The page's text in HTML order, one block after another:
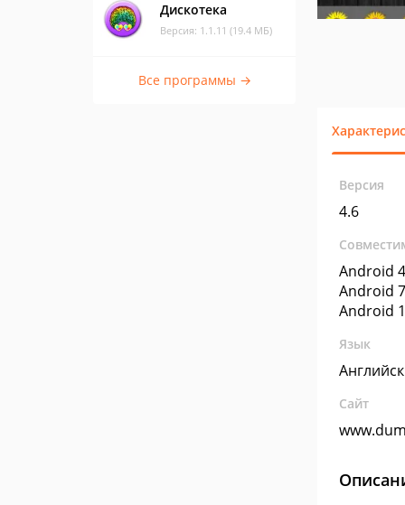
Дискотека
Версия: 1.1.11 (19.4 МБ)
Все программы →
Версия
4.6
Android
Android
Android
Язык
Сайт